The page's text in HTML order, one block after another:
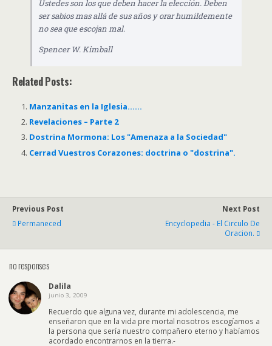
Ustedes son los que deben hacer la elección. Deben
ser sabios mas allá de sus años y orar humildemente
no sea que escojan mal.
Spencer W. Kimball
Related Posts:
Manzanitas en la Iglesia……
Revelaciones – Parte 2
Dostrina Mormona: Los "Amenaza a la Sociedad"
Cerrad Vuestros Corazones: doctrina o "dostrina".
Previous Post
Permaneced
Next Post
Encyclopedia - El Circulo De
Oracion.
no responses
Dalila
junio 3, 2009
Recuerdo que alguna vez, durante mi adolescencia, me
enseñaron que en la vida pre mortal nosotros escogíamos a
la persona que sería nuestro compañero eterno y habíamos
acordado encontrarnos en la tierra.-